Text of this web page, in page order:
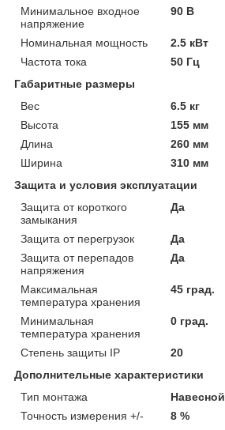
Минимальное входное
напряжение
90 В
Номинальная мощность
2.5 кВт
Частота тока
50 Гц
Габаритные размеры
Вес
6.5 кг
Высота
155 мм
Длина
260 мм
Ширина
310 мм
Защита и условия эксплуатации
Защита от короткого
замыкания
Да
Защита от перегрузок
Да
Защита от перепадов
напряжения
Да
Максимальная
температура хранения
45 град.
Минимальная
температура хранения
0 град.
Степень защиты IP
20
Дополнительные характеристики
Тип монтажа
Навесной
Точность измерения +/-
8 %